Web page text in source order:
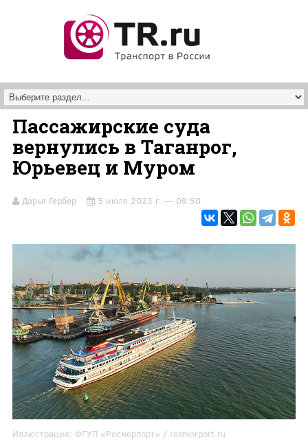
Пассажирские суда
вернулись в Таганрог,
Юрьевец и Муром
Дарья Гербер 5 июля 2023 г. — 09:50
Иллюстрация: ФГУП «Росморпорт» / rosmorport.ru